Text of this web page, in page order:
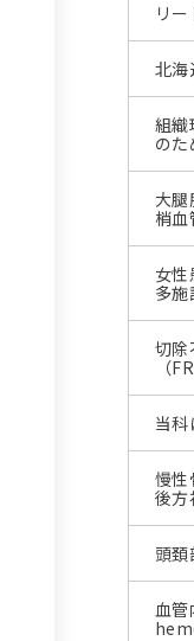
リ
北海
組織
の
大腿
梢血
女
多
切
（
当
慢性
後方
頭
血管